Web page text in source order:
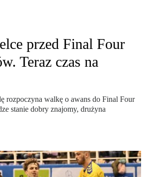
przed Final Four
Teraz czas na
rozpoczyna walkę o awans do Final Four
stanie dobry znajomy, drużyna